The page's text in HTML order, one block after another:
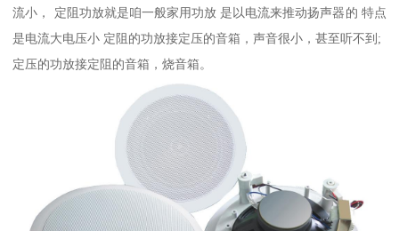
流小， 定阻功放就是咱一般家用功放 是以电流来推动扬声器的 特点
是电流大电压小 定阻的功放接定压的音箱，声音很小，甚至听不到;
定压的功放接定阻的音箱，烧音箱。